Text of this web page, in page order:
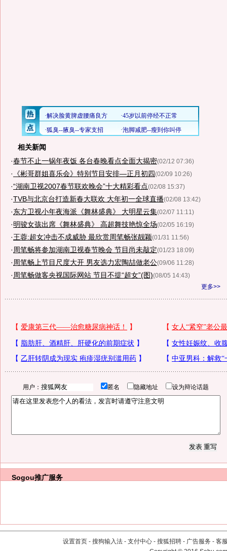
相关新闻
·春节不止一锅年夜饭 各台春晚看点全面大揭密(02/12 07:36)
· 《彬哥群姐喜乐会》特别节目安排—正月初四(02/09 10:26)
·“湖南卫视2007春节联欢晚会”十大精彩看点(02/08 15:37)
·TVB与北京台打造新春大联欢 大年初一全球直播(02/08 13:42)
·东方卫视小年夜海派《舞林盛典》 大明星云集(02/07 11:11)
·明骏女孩出席《舞林盛典》 高超舞技艳惊全场(02/05 16:19)
·王蓉:超女冲击不成威胁 最欣赏周笔畅张靓颖(01/31 11:56)
· 周笔畅将参加湖南卫视春节晚会 节目尚未敲定(01/23 18:09)
· 周笔畅上节目尺度大开 男友选力宏陶喆做老公(09/06 11:28)
· 周笔畅做客央视国际网站 节目不提“超女”(图)(08/05 14:43)
更多>>
用户： 匿名 隐藏地址 设为辩论话题
Sogou推广服务
设置首页 - 搜狗输入法 - 支付中心 - 搜狐招聘 - 广告服务 - 客